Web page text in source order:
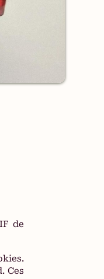
de
Ces